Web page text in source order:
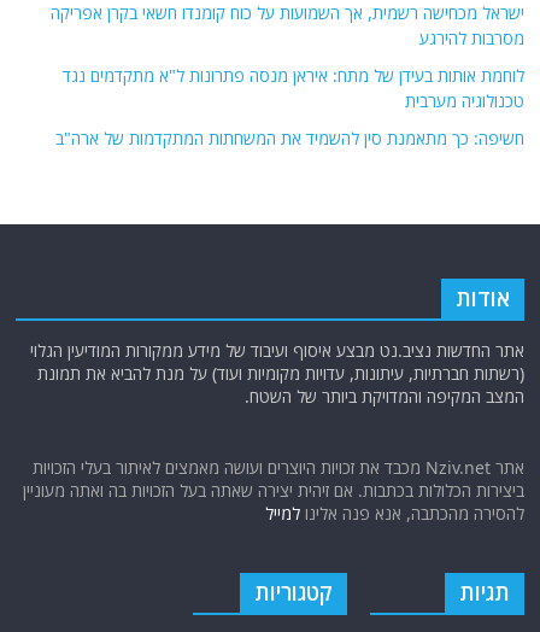
ישראל מכחישה רשמית, אך השמועות על כוח קומנדו חשאי בקרן אפריקה
מסרבות להירגע
לוחמת אותות בעידן של מתח: איראן מנסה פתרונות ל"א מתקדמים נגד
טכנולוגיה מערבית
חשיפה: כך מתאמנת סין להשמיד את המשחתות המתקדמות של ארה"ב
אודות
אתר החדשות נציב.נט מבצע איסוף ועיבוד של מידע ממקורות המודיעין הגלוי
(רשתות חברתיות, עיתונות, עדויות מקומיות ועוד) על מנת להביא את תמונת
המצב המקיפה והמדויקת ביותר של השטח.
אתר Nziv.net מכבד את זכויות היוצרים ועושה מאמצים לאיתור בעלי הזכויות
ביצירות הכלולות בכתבות. אם זיהית יצירה שאתה בעל הזכויות בה ואתה מעוניין
להסירה מהכתבה, אנא פנה אלינולמייל
תגיות קטגוריות